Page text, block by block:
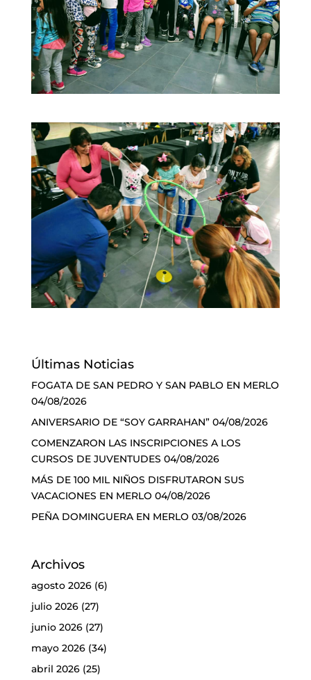
Últimas Noticias
FOGATA DE SAN PEDRO Y SAN PABLO EN MERLO
04/08/2026
ANIVERSARIO DE “SOY GARRAHAN” 04/08/2026
COMENZARON LAS INSCRIPCIONES A LOS
CURSOS DE JUVENTUDES 04/08/2026
MÁS DE 100 MIL NIÑOS DISFRUTARON SUS
VACACIONES EN MERLO 04/08/2026
PEÑA DOMINGUERA EN MERLO 03/08/2026
Archivos
agosto 2026(6)
julio 2026(27)
junio 2026(27)
mayo 2026(34)
abril 2026(25)